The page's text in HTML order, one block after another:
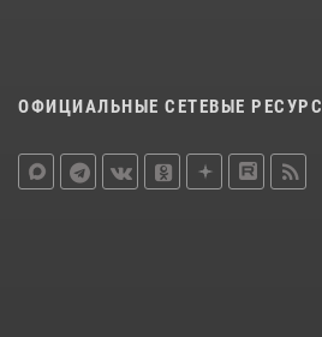
ОФИЦИАЛЬНЫЕ СЕТЕВЫЕ